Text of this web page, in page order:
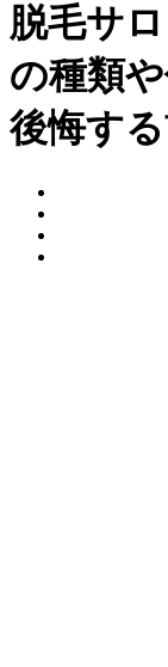
脱毛サ
の種類
後悔す